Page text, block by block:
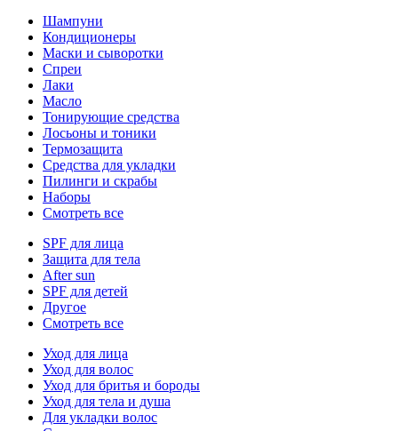
Шампуни
Кондиционеры
Маски и сыворотки
Спреи
Лаки
Масло
Тонирующие средства
Лосьоны и тоники
Термозащита
Средства для укладки
Пилинги и скрабы
Наборы
Смотреть все
SPF для лица
Защита для тела
After sun
SPF для детей
Другое
Смотреть все
Уход для лица
Уход для волос
Уход для бритья и бороды
Уход для тела и душа
Для укладки волос